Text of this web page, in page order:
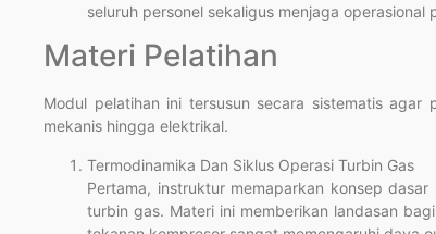
seluruh personel sekaligus menjaga
Materi Pelatihan
Modul pelatihan ini tersusun secara sistematis
mekanis hingga elektrikal.
Termodinamika Dan Siklus Operasi Turbin Gas
Pertama, instruktur memaparkan konsep
turbin gas. Materi ini memberikan landasan